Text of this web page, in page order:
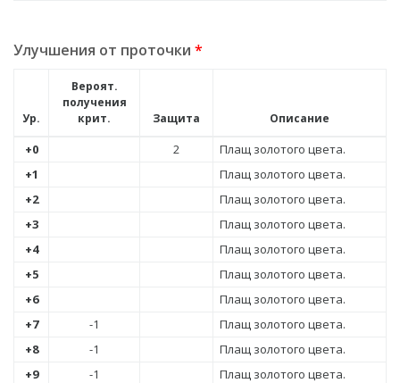
Улучшения от проточки *
Ур.
Вероят.
получения
крит.
Защита Описание
+0 2
Плащ золотого цвета.
+1
Плащ золотого цвета.
+2
Плащ золотого цвета.
+3
Плащ золотого цвета.
+4
Плащ золотого цвета.
+5
Плащ золотого цвета.
+6
Плащ золотого цвета.
+7
-1
Плащ золотого цвета.
+8
-1
Плащ золотого цвета.
+9
-1
Плащ золотого цвета.